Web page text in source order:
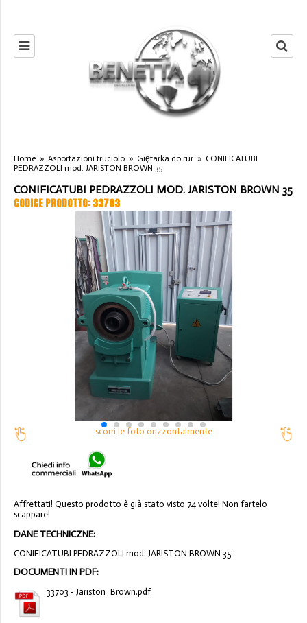
Home » Asportazioni truciolo » Giętarka do rur » CONIFICATUBI
PEDRAZZOLI mod. JARISTON BROWN 35
CONIFICATUBI PEDRAZZOLI MOD. JARISTON BROWN 35
CODICE PRODOTTO: 33703
scorri le foto orizzontalmente
Affrettati! Questo prodotto è già stato visto 74 volte! Non fartelo
scappare!
DANE TECHNICZNE:
CONIFICATUBI PEDRAZZOLI mod. JARISTON BROWN 35
DOCUMENTI IN PDF:
33703 - Jariston_Brown.pdf